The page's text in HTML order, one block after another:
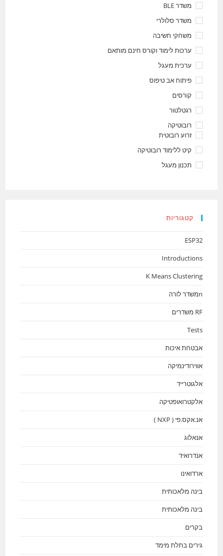
משדר BLE
משדר סלולרי
משחקי חשיבה
ערכות לימוד וקורס חינם מותאם
ערכית מעגל
פיתוח אב טיפוס
קורסים
רגטלטור
רובוטיקה
זרוע רובוטית
קיט ללימוד רובוטיקה
תכנון מעגל
קטגוריות
ESP32
Introductions
K Means Clustering
nמשדר לורה
RF משדרים
Tests
אבטחת איכות
אווירודינמיקה
אלגוטרייד
אלקטרואופטיקה
אנ.אקס.פי ( NXP )
אנאלוג
אנדרואיד
ארדואינו
בינה מלאכותית
בינה מלאכותית
בקרים
גירים בתלת מימד